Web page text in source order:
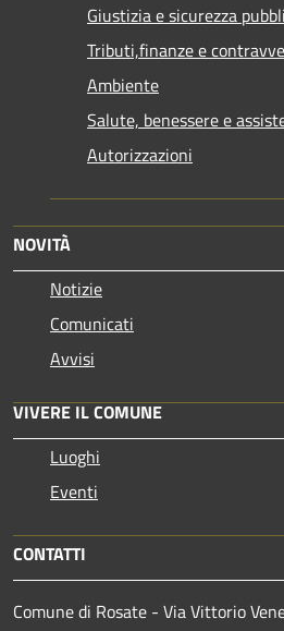
Giustizia e sicurezza
Tributi,finanze e
Ambiente
Salute, benessere e
Autorizzazioni
NOVITÀ
Notizie
Comunicati
Avvisi
VIVERE IL COMUNE
Luoghi
Eventi
CONTATTI
Comune di Rosate - Via Vittorio